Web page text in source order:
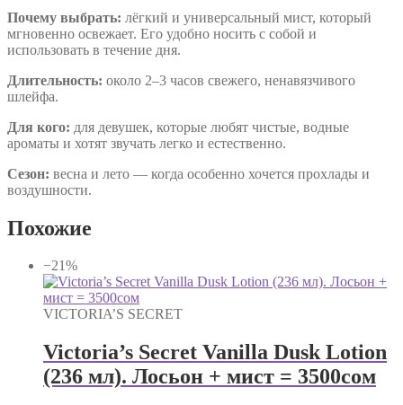
Почему выбрать: лёгкий и универсальный мист, который
мгновенно освежает. Его удобно носить с собой и
использовать в течение дня.
Длительность: около 2–3 часов свежего, ненавязчивого
шлейфа.
Для кого: для девушек, которые любят чистые, водные
ароматы и хотят звучать легко и естественно.
Сезон: весна и лето — когда особенно хочется прохлады и
воздушности.
Похожие
−21%
VICTORIA’S SECRET
Victoria’s Secret Vanilla Dusk Lotion
(236 мл). Лосьон + мист = 3500сом